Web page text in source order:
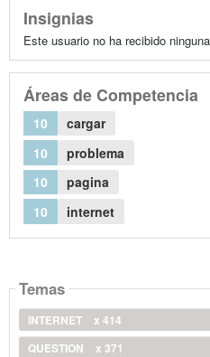
Insignias
Este usuario no ha recibido
Áreas de Competencia
10
cargar
10
problema
10
pagina
10
internet
Temas
INTERNET
x 414
QUESTION
x 371